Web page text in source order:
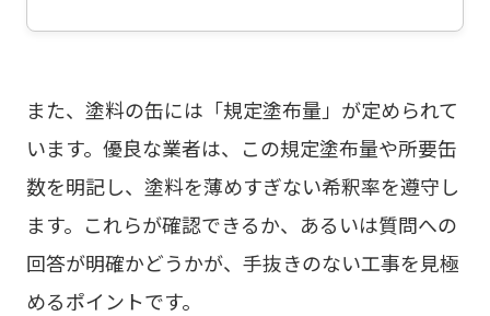
また、塗料の缶には「規定塗布量」が定められて
います。優良な業者は、この規定塗布量や所要缶
数を明記し、塗料を薄めすぎない希釈率を遵守し
ます。これらが確認できるか、あるいは質問への
回答が明確かどうかが、手抜きのない工事を見極
めるポイントです。